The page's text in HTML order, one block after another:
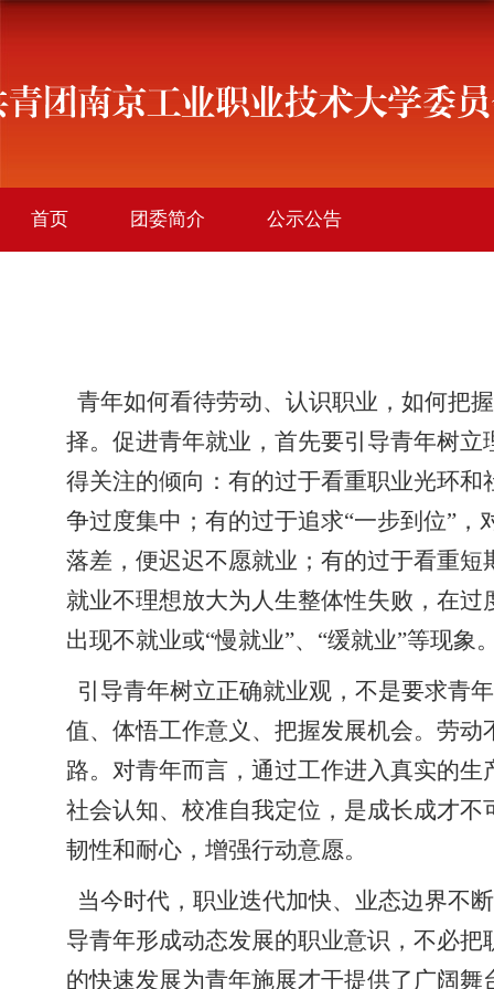
首页 团委简介 公示公告
青年如何看待劳动、认识职业，如何把
择。促进青年就业，首先要引导青年树
得关注的倾向：有的过于看重职业光环
争过度集中；有的过于追求“一步到位”
落差，便迟迟不愿就业；有的过于看重
就业不理想放大为人生整体性失败，在
出现不就业或“慢就业”、“缓就业”等现象
引导青年树立正确就业观，不是要求青
值、体悟工作意义、把握发展机会。劳
路。对青年而言，通过工作进入真实的
社会认知、校准自我定位，是成长成才
韧性和耐心，增强行动意愿。
当今时代，职业迭代加快、业态边界不
导青年形成动态发展的职业意识，不必
的快速发展为青年施展才干提供了广阔